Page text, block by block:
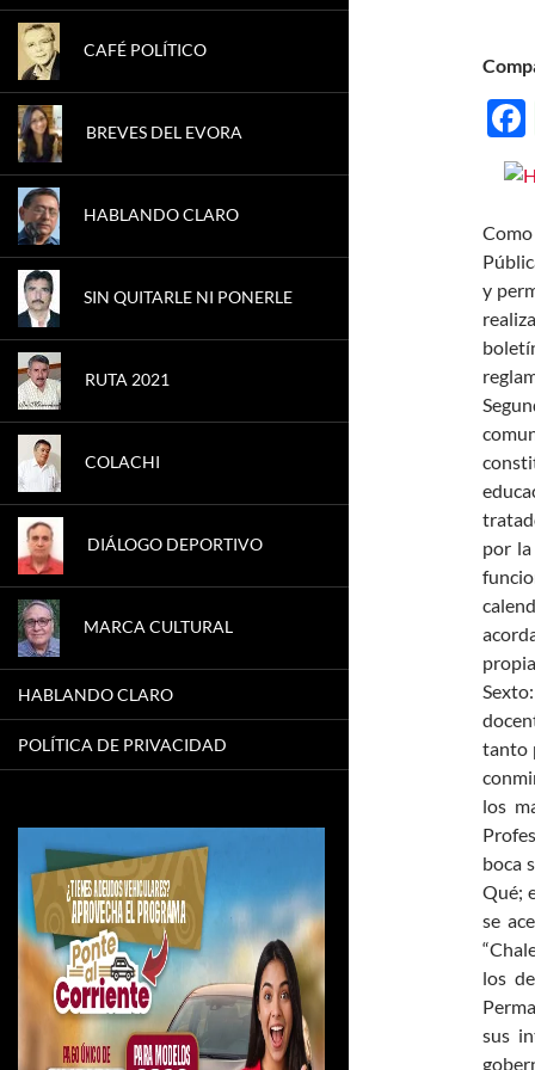
y
por la
tanto
los
boca
Qué;
se
los
sus
CAFÉ POLÍTICO
BREVES DEL EVORA
HABLANDO CLARO
SIN QUITARLE NI PONERLE
RUTA 2021
COLACHI
DIÁLOGO DEPORTIVO
MARCA CULTURAL
HABLANDO CLARO
POLÍTICA DE PRIVACIDAD